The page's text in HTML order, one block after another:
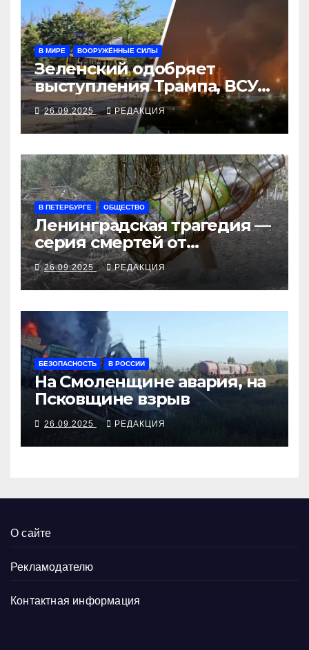
В МИРЕ ВООРУЖЁННЫЕ СИЛЫ
Зеленский одобряет
выступления Трампа, ВСУ
закрыли Добропольский
рубеж
26.09.2025 РЕДАКЦИЯ
В ПЕТЕРБУРГЕ ОБЩЕСТВО
Ленинградская трагедия —
серия смертей от
алкосуррогата
26.09.2025 РЕДАКЦИЯ
БЕЗОПАСНОСТЬ В РОССИИ
На Смоленщине авария, на
Псковщине взрыв
26.09.2025 РЕДАКЦИЯ
О сайте
Рекламодателю
Контактная информация